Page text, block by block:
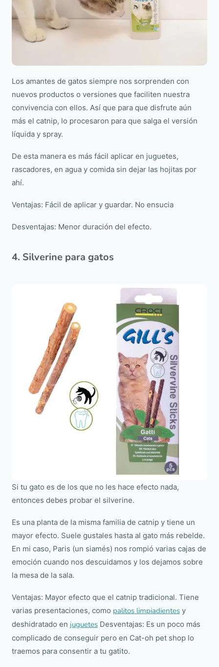
Los amantes de gatos siempre nos sorprenden con
nuevos productos o versiones que faciliten nuestra
convivencia con ellos. Así que para que disfrute aún
más el catnip, lo procesaron para que salga el versión
líquida y spray.
De esta manera es más fácil aplicar en juguetes,
rascadores, en agua y comida sin dejar las hojitas por
ahí.
Ventajas: Fácil de aplicar y guardar. No ensucia
Desventajas: Menor duración del efecto.
4. Silverine para gatos
Si tu gato es de los que no les hace efecto nada,
entonces debes probar el silverine.
Es una planta de la misma familia de catnip y tiene un
mayor efecto. Suele gustales hasta al gato más rebelde.
En mi caso, Paris (un siamés) nos rompió varias cajas de
emoción cuando nos descuidamos y los dejamos sobre
la mesa de la sala.
Ventajas: Mayor efecto que el catnip tradicional. Tiene
varias presentaciones, como palitos limpiadientes y
deshidratado en juguetes Desventajas: Es un poco más
complicado de conseguir pero en Cat-oh pet shop lo
traemos para consentir a tu gatito.